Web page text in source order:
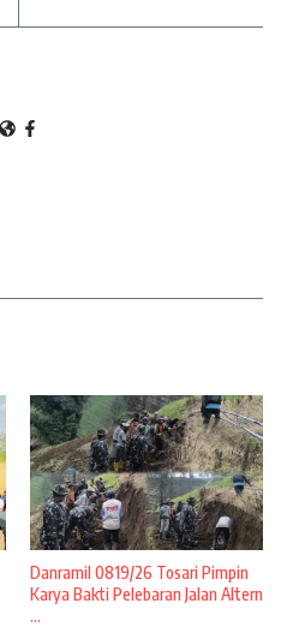
Danramil 0819/26 Tosari Pimpin
Karya Bakti Pelebaran Jalan Altern
...